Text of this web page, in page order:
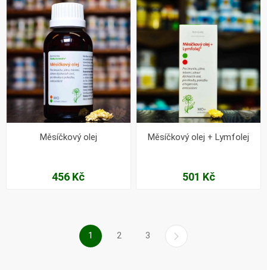
Měsíčkový olej
456 Kč
Měsíčkový olej + Lymfolej
501 Kč
1 2 3